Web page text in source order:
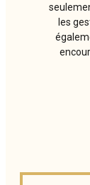
les